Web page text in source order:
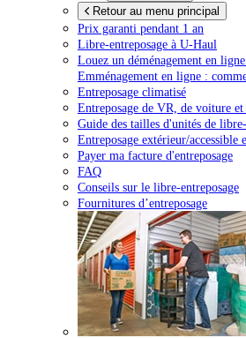
Retour au menu principal
Prix garanti pendant 1 an
Libre-entreposage à U-Haul
Louez un déménagement en
Emménagement en ligne :
Entreposage climatisé
Entreposage de VR, de voiture et
Guide des tailles d'unités de
Entreposage extérieur/accessible
Payer ma facture d'entreposage
FAQ
Conseils sur le libre-entreposage
Fournitures d’entreposage